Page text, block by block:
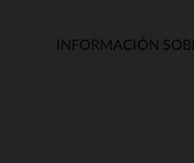
INFORMACIÓN